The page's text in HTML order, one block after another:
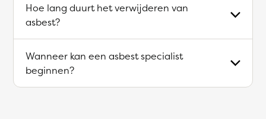
Hoe lang duurt het verwijderen van
asbest?
Wanneer kan een asbest specialist
beginnen?